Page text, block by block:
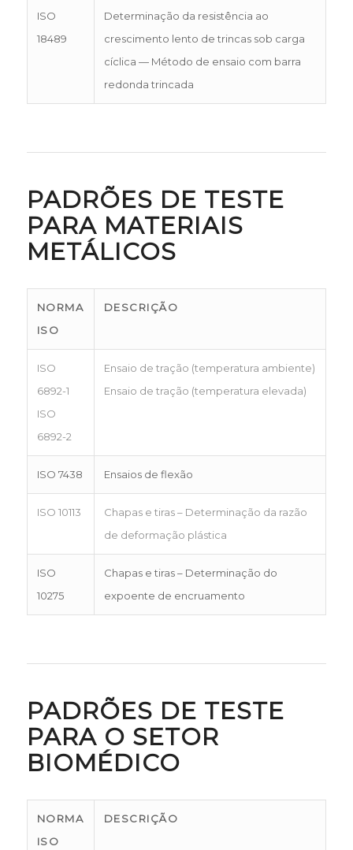
ISO
18489
Determinação da resistência ao
crescimento lento de trincas sob carga
cíclica — Método de ensaio com barra
redonda trincada
PADRÕES DE TESTE
PARA MATERIAIS
METÁLICOS
NORMA
ISO
DESCRIÇÃO
ISO
6892-1
ISO
6892-2
Ensaio de tração (temperatura ambiente)
Ensaio de tração (temperatura elevada)
ISO 7438 Ensaios de flexão
ISO 10113
Chapas e tiras – Determinação da razão
de deformação plástica
ISO
10275
Chapas e tiras – Determinação do
expoente de encruamento
PADRÕES DE TESTE
PARA O SETOR
BIOMÉDICO
NORMA
ISO
DESCRIÇÃO